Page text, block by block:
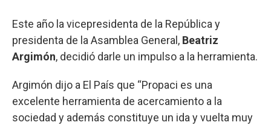
Este año la vicepresidenta de la República y
presidenta de la Asamblea General, Beatriz
Argimón, decidió darle un impulso a la herramienta.
Argimón dijo a El País que “Propaci es una
excelente herramienta de acercamiento a la
sociedad y además constituye un ida y vuelta muy